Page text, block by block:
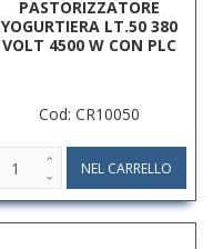
PASTORIZZATORE
YOGURTIERA LT.50 380
VOLT 4500 W CON PLC
Cod: CR10050